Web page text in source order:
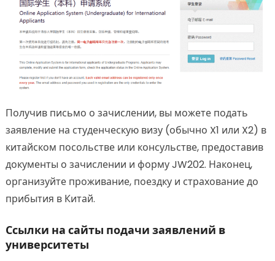
Получив письмо о зачислении, вы можете подать
заявление на студенческую визу (обычно X1 или X2) в
китайском посольстве или консульстве, предоставив
документы о зачислении и форму JW202. Наконец,
организуйте проживание, поездку и страхование до
прибытия в Китай.
Ссылки на сайты подачи заявлений в
университеты